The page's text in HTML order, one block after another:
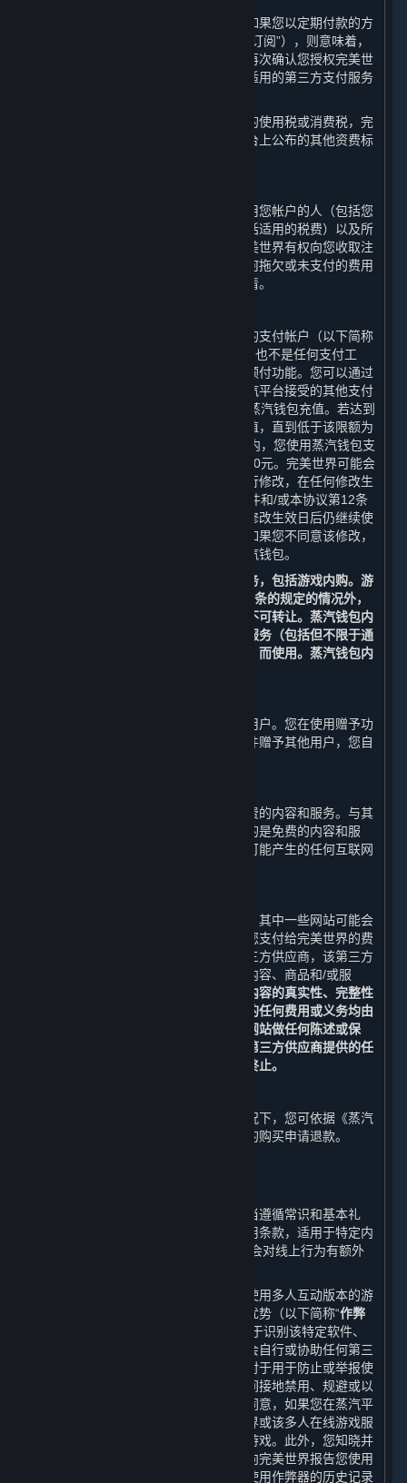
对于具有约定使用期限的内容和服务，如果您以定期付款的方
式购买以继续使用（以下简称“定期付费订阅”），则意味着，
对于每一笔定期付款的金额，您同意并再次确认您授权完美世
界或其指定的支付服务提供商通过任何适用的第三方支付服务
如果您使用蒸汽平台需要缴纳任何类型的使用税或消费税，完
美世界会在内容和服务的资费标准和平台上公布的其他资费标
作为帐户持有人，您需要对您或任何使用您帐户的人（包括您
的家人或朋友）所产生的所有费用（包括适用的税费）以及所
有购买行为负责。如果您注销帐户，完美世界有权向您收取注
销之前产生的费用、附加费或支出。任何拖欠或未支付的费用
必须在完美世界允许您再次注册之前结清。
蒸汽平台可能向您提供与您帐户相关联的支付帐户（以下简称
”）。蒸汽钱包并非银行帐户，也不是任何支付工
具，而是向您提供的购买内容和服务的预付功能。您可以通过
借记卡、信用卡、预付卡、促销码或蒸汽平台接受的其他支付
方式，在限额人民币14,000元内向您的蒸汽钱包充值。若达到
该限额，您将无法再向您的蒸汽钱包充值，直到低于该限额为
止。在任何二十四（24）小时的时间段内，您使用蒸汽钱包支
付的总金额，合计不得超过人民币14,000元。完美世界可能会
不时对蒸汽钱包的余额和使用的限制进行修改，在任何修改生
效日前的六十（60）日，我们会通过邮件和/或本协议第12条
中列明的其他方式通知您。如果您在该修改生效日后仍继续使
用您的帐户，则视为您接受了该修改；如果您不同意该修改，
您有权注销您的帐户或停止使用您的蒸汽钱包。
您可以使用蒸汽钱包余额购买内容和服务，包括游戏内购。游
戏内购仅可通过蒸汽钱包进行。除第3.G条的规定的情况外，
充值至蒸汽钱包内的余额不可退款，亦不可转让。蒸汽钱包内
的余额仅能通过蒸汽平台为购买内容和服务（包括但不限于通
过蒸汽平台提供的游戏和其他应用程序）而使用。蒸汽钱包内
您可以通过平台将游戏或软件赠予其他用户。您在使用赠予功
能时应知悉并确认一旦您将该游戏或软件赠予其他用户，您自
在一些情况下，完美世界可能会提供免费的内容和服务。与其
他内容和服务一样，即使完美世界提供的是免费的内容和服
务，您也必须自行负担使用蒸汽平台时可能产生的任何互联网
蒸汽平台可能会提供第三方网站的链接。其中一些网站可能会
向您额外收取费用，该等费用不包括在您支付给完美世界的费
用之内。您可能会通过蒸汽平台访问第三方供应商，该第三方
供应商可能在蒸汽平台或互联网上提供内容、商品和/或服
您有义务自行确认第三方网站及其内容的真实性、完整性
和可信性。您与该等第三方交易中产生的任何费用或义务均由
您自行承担。完美世界不对任何第三方网站做任何陈述或保
证。请特别注意，完美世界不保证通过第三方供应商提供的任
何内容和服务不会被改变、被暂停或被终止。
在不与任何您享有的法定权利冲突的情况下，您可依据《蒸汽
平台退款政策》就您在蒸汽平台上进行的购买申请退款。
您的在线行为以及与其他用户的互动应当遵循常识和基本礼
仪。根据特定游戏或其他服务适用的使用条款，适用于特定内
容和服务的开发方/运营方条款中可能还会对线上行为有额外
某些软件、硬件程序或功能可能在用户使用多人互动版本的游
戏或其修改版本中给予用户不公平竞争优势（以下简称“作弊
”），蒸汽平台以及内容和服务具有用于识别该特定软件、
硬件程序或功能之功能。您同意，您不会自行或协助任何第三
方以任何形式开发制作或使用作弊器。对于用于防止或举报使
用作弊器的软件，您同意您不会直接或间接地禁用、规避或以
其他方式干扰该软件的运行。您知晓并同意，如果您在蒸汽平
台或内容和服务中使用作弊器，完美世界或该多人在线游戏服
务提供方可能将禁止您参与该多人在线游戏。此外，您知晓并
同意，多人在线游戏服务提供方可能会向完美世界报告您使用
作弊器的情况，完美世界也可能会将您使用作弊器的历史记录